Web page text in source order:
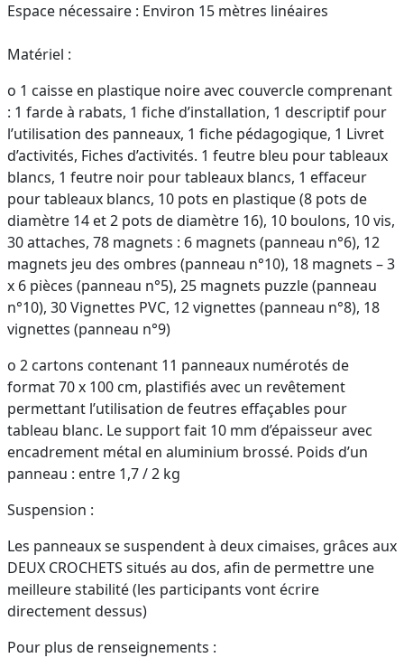
Espace nécessaire : Environ 15 mètres linéaires
Matériel :
o 1 caisse en plastique noire avec couvercle comprenant
: 1 farde à rabats, 1 fiche d’installation, 1 descriptif pour
l’utilisation des panneaux, 1 fiche pédagogique, 1 Livret
d’activités, Fiches d’activités. 1 feutre bleu pour tableaux
blancs, 1 feutre noir pour tableaux blancs, 1 effaceur
pour tableaux blancs, 10 pots en plastique (8 pots de
diamètre 14 et 2 pots de diamètre 16), 10 boulons, 10 vis,
30 attaches, 78 magnets : 6 magnets (panneau n°6), 12
magnets jeu des ombres (panneau n°10), 18 magnets – 3
x 6 pièces (panneau n°5), 25 magnets puzzle (panneau
n°10), 30 Vignettes PVC, 12 vignettes (panneau n°8), 18
vignettes (panneau n°9)
o 2 cartons contenant 11 panneaux numérotés de
format 70 x 100 cm, plastifiés avec un revêtement
permettant l’utilisation de feutres effaçables pour
tableau blanc. Le support fait 10 mm d’épaisseur avec
encadrement métal en aluminium brossé. Poids d’un
panneau : entre 1,7 / 2 kg
Suspension :
Les panneaux se suspendent à deux cimaises, grâces aux
DEUX CROCHETS situés au dos, afin de permettre une
meilleure stabilité (les participants vont écrire
directement dessus)
Pour plus de renseignements :